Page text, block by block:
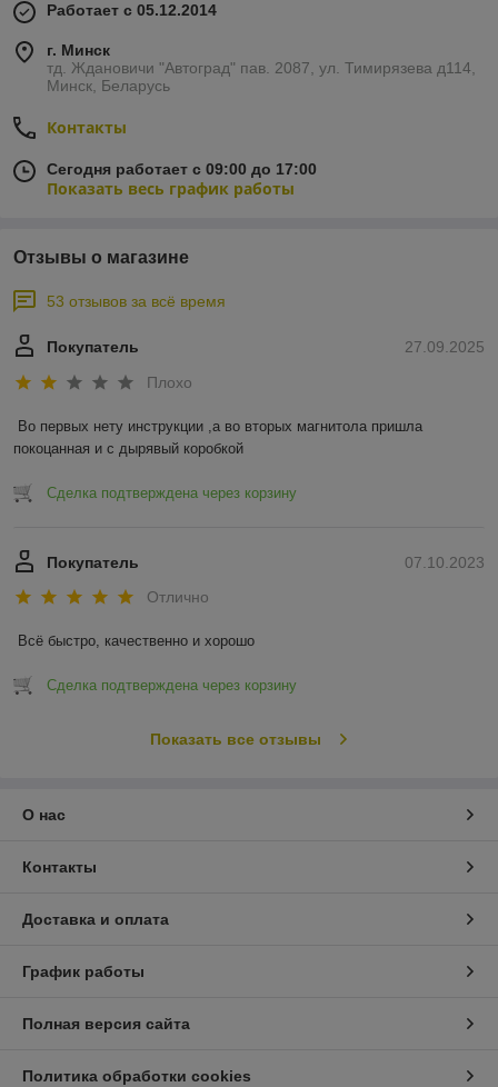
Работает с 05.12.2014
г. Минск
тд. Ждановичи "Автоград" пав. 2087, ул. Тимирязева д114,
Минск, Беларусь
Контакты
Сегодня работает с 09:00 до 17:00
Показать весь график работы
Отзывы о магазине
53 отзывов за всё время
27.09.2025
Покупатель
Плохо
Во первых нету инструкции ,а во вторых магнитола пришла
покоцанная и с дырявый коробкой
Сделка подтверждена через корзину
07.10.2023
Покупатель
Отлично
Всё быстро, качественно и хорошо
Сделка подтверждена через корзину
Показать все отзывы
О нас
Контакты
Доставка и оплата
График работы
Полная версия сайта
Политика обработки cookies